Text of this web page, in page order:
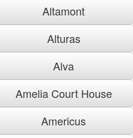
Altamont
Alturas
Alva
Amelia Court House
Americus